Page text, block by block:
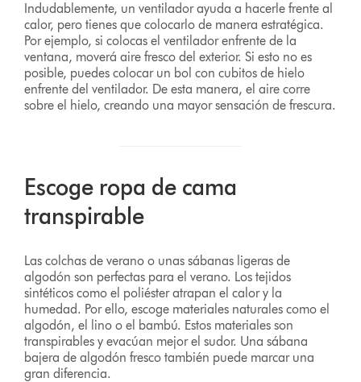
Indudablemente, un ventilador ayuda a hacerle frente al
calor, pero tienes que colocarlo de manera estratégica.
Por ejemplo, si colocas el ventilador enfrente de la
ventana, moverá aire fresco del exterior. Si esto no es
posible, puedes colocar un bol con cubitos de hielo
enfrente del ventilador. De esta manera, el aire corre
sobre el hielo, creando una mayor sensación de frescura.
Escoge ropa de cama
transpirable
Las colchas de verano o unas sábanas ligeras de
algodón son perfectas para el verano. Los tejidos
sintéticos como el poliéster atrapan el calor y la
humedad. Por ello, escoge materiales naturales como el
algodón, el lino o el bambú. Estos materiales son
transpirables y evacúan mejor el sudor. Una sábana
bajera de algodón fresco también puede marcar una
gran diferencia.